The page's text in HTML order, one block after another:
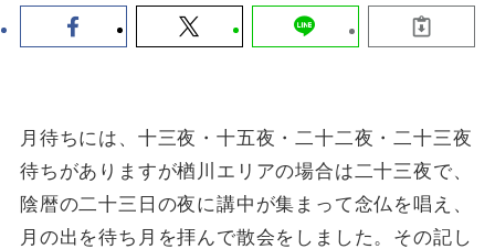
月待ちには、十三夜・十五夜・二十二夜・二十三夜
待ちがありますが楢川エリアの場合は二十三夜で、
陰暦の二十三日の夜に講中が集まって念仏を唱え、
月の出を待ち月を拝んで散会をしました。その記し